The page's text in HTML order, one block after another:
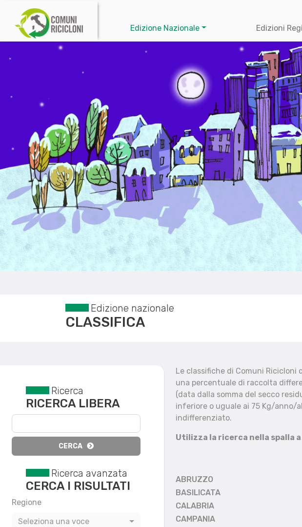
Edizione Nazionale Edizioni
Edizione nazionale
CLASSIFICA
Reset filtri
Ricerca
RICERCA LIBERA
CERCA
Ricerca avanzata
CERCA I RISULTATI
Regione
Seleziona una voce
Le classifiche di Comuni
una percentuale di raccolta
(data dalla somma del secco
inferiore o uguale ai 75 Kg/anno/
indifferenziato.
Utilizza la ricerca nella spalla
ABRUZZO
BASILICATA
CALABRIA
CAMPANIA